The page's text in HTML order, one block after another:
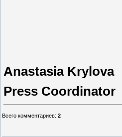
Anastasia Krylova
Press Coordinator
Всего комментариев: 2